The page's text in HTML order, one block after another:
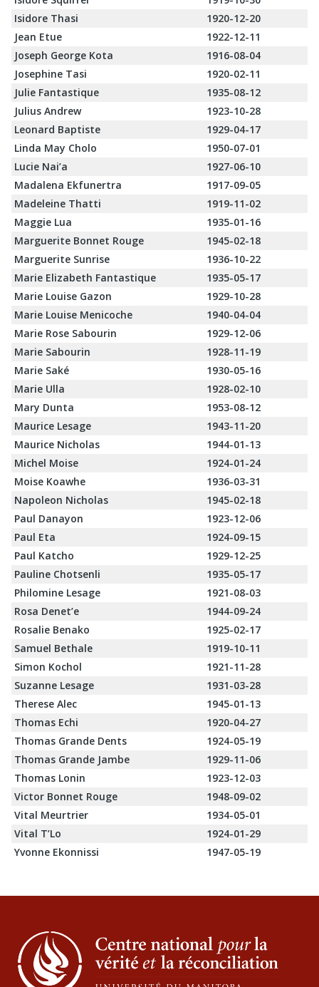
Isidore Thasi
1920-12-20
Jean Etue
1922-12-11
Joseph George Kota
1916-08-04
Josephine Tasi
1920-02-11
Julie Fantastique
1935-08-12
Julius Andrew
1923-10-28
Leonard Baptiste
1929-04-17
Linda May Cholo
1950-07-01
Lucie Nai’a
1927-06-10
Madalena Ekfunertra
1917-09-05
Madeleine Thatti
1919-11-02
Maggie Lua
1935-01-16
Marguerite Bonnet Rouge
1945-02-18
Marguerite Sunrise
1936-10-22
Marie Elizabeth Fantastique
1935-05-17
Marie Louise Gazon
1929-10-28
Marie Louise Menicoche
1940-04-04
Marie Rose Sabourin
1929-12-06
Marie Sabourin
1928-11-19
Marie Saké
1930-05-16
Marie Ulla
1928-02-10
Mary Dunta
1953-08-12
Maurice Lesage
1943-11-20
Maurice Nicholas
1944-01-13
Michel Moise
1924-01-24
Moise Koawhe
1936-03-31
Napoleon Nicholas
1945-02-18
Paul Danayon
1923-12-06
Paul Eta
1924-09-15
Paul Katcho
1929-12-25
Pauline Chotsenli
1935-05-17
Philomine Lesage
1921-08-03
Rosa Denet’e
1944-09-24
Rosalie Benako
1925-02-17
Samuel Bethale
1919-10-11
Simon Kochol
1921-11-28
Suzanne Lesage
1931-03-28
Therese Alec
1945-01-13
Thomas Echi
1920-04-27
Thomas Grande Dents
1924-05-19
Thomas Grande Jambe
1929-11-06
Thomas Lonin
1923-12-03
Victor Bonnet Rouge
1948-09-02
Vital Meurtrier
1934-05-01
Vital T’Lo
1924-01-29
Yvonne Ekonnissi
1947-05-19